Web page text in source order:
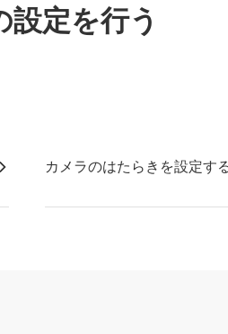
設定を行う
カメラのはたらきを設定す